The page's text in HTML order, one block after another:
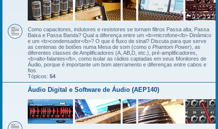
Como capacitores, indutores e resistores se tornam filtros Passa alta, Passa
Baixa e Passa Banda? Qual a diferença entre um <b>microfone</b> Dinâmico
e um <b>condensador</b>? O que é fluxo de sinal? Discuta para que serve
as centenas de botões numa Mesa de som (como o Phantom Power), as
diferentes classes de Amplificadores (A, AB,D, etc.), pré-amplificadores,
<b>alto-falantes</b>, como isolar as rádios captadas em seus Monitores de
Áudio, porque é importante um bom aterramento e diferenças entre cabos e
fios.
Tópicos: 54
Áudio Digital e Software de Áudio (AEP140)